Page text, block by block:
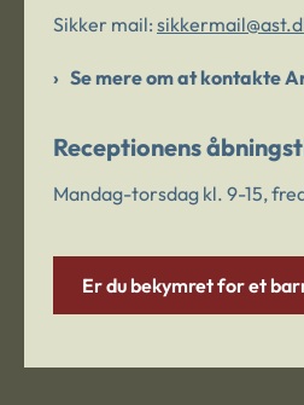
Sikker mail:
Se mere om at kontakte
Receptionens
Mandag-torsdag kl. 9-15,
Er du bekymret for et